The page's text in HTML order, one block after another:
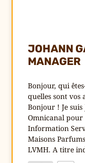
JOHANN
MANAGER
Bonjour, qui
quelles sont vos
Bonjour ! Je
Omnicanal pour
Information
Maisons
LVMH. A titre